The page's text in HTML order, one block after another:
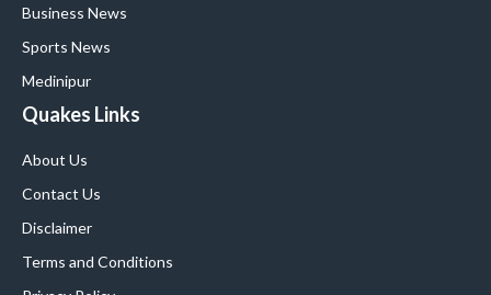
Business News
Sports News
Medinipur
Quakes Links
About Us
Contact Us
Disclaimer
Terms and Conditions